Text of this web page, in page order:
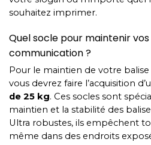
souhaitez imprimer.
Quel socle pour maintenir
communication ?
Pour le maintien de votre
vous devrez faire l’acquisition
de 25 kg. Ces socles sont
maintien et la stabilité des
Ultra robustes, ils empêchent
même dans des endroits